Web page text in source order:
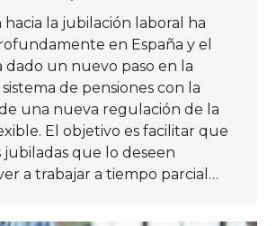
hacia la jubilación laboral ha
en España y el
dado un nuevo paso en la
de pensiones con la
una nueva regulación de la
El objetivo es facilitar que
jubiladas que lo deseen
a trabajar a tiempo parcial…